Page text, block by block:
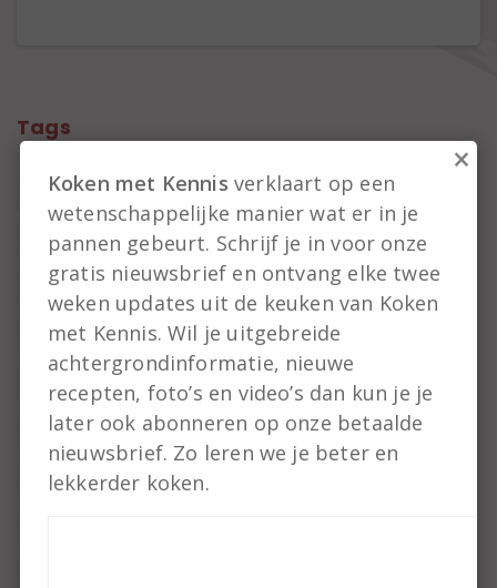
Tags
roken
snoep
koekjes
magnetron
Marineren
hartige taart
wokken
Koken met Kennis verklaart op een
wetenschappelijke manier wat er in je
pannen gebeurt. Schrijf je in voor onze
gratis nieuwsbrief en ontvang elke twee
weken updates uit de keuken van Koken
met Kennis. Wil je uitgebreide
achtergrondinformatie, nieuwe
recepten, foto’s en video’s dan kun je je
later ook abonneren op onze betaalde
nieuwsbrief. Zo leren we je beter en
lekkerder koken.
×